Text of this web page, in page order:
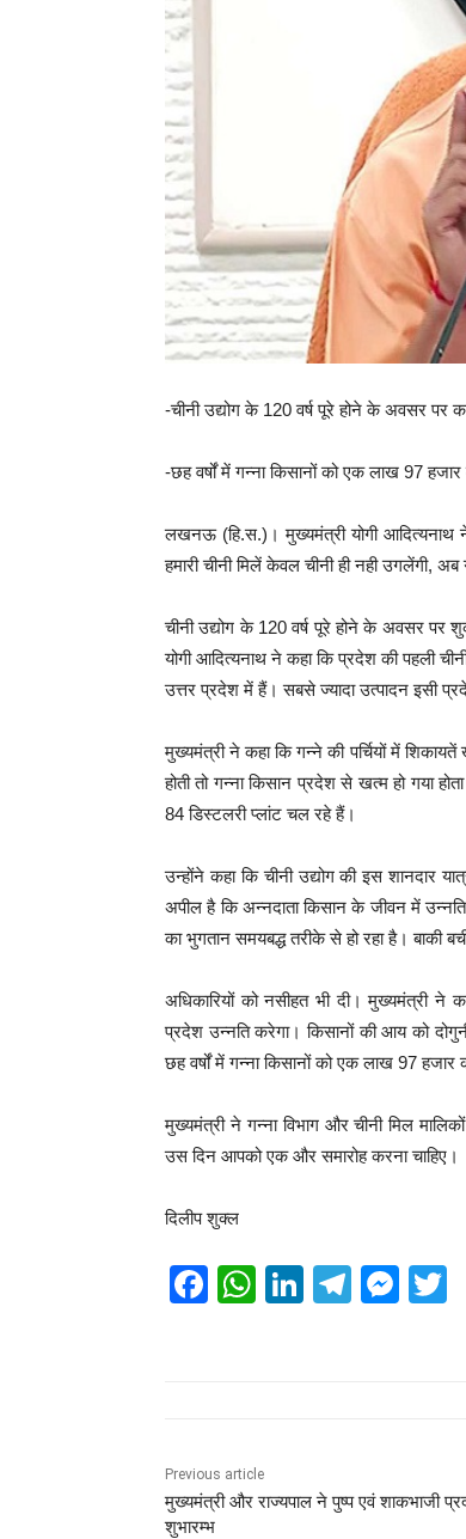
-चीनी उद्योग के 120 वर्ष पूरे होने के अवसर पर
-छह वर्षों में गन्ना किसानों को एक लाख 97
लखनऊ (हि.स.)। मुख्यमंत्री योगी आदित्यनाथ ने
हमारी चीनी मिलें केवल चीनी ही नही उगलेंगी,
चीनी उद्योग के 120 वर्ष पूरे होने के अवसर पर
योगी आदित्यनाथ ने कहा कि प्रदेश की पहली
उत्तर प्रदेश में हैं। सबसे ज्यादा उत्पादन इसी
मुख्यमंत्री ने कहा कि गन्ने की पर्चियों में
होती तो गन्ना किसान प्रदेश से खत्म हो गया
84 डिस्टलरी प्लांट चल रहे हैं।
उन्होंने कहा कि चीनी उद्योग की इस
अपील है कि अन्नदाता किसान के जीवन में
का भुगतान समयबद्ध तरीके से हो रहा है। बाकी
अधिकारियों को नसीहत भी दी। मुख्यमंत्री ने
प्रदेश उन्नति करेगा। किसानों की आय को
छह वर्षों में गन्ना किसानों को एक लाख 97
मुख्यमंत्री ने गन्ना विभाग और चीनी मिल
उस दिन आपको एक और समारोह करना चाहिए।
दिलीप शुक्ल
F
o
o
W
p
p
Li
T
M
er
Previous article
मुख्यमंत्री और राज्यपाल ने पुष्प एवं शाकभाजी
शुभारम्भ